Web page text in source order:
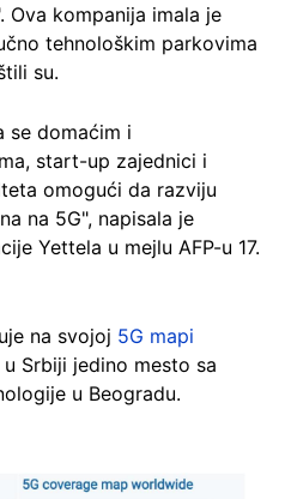
Ova kompanija imala je
tehnološkim parkovima
su.
se domaćim i
start-up zajednici i
omogući da razviju
na 5G", napisala je
Yettela u mejlu AFP-u 17.
na svojoj 5G mapi
Srbiji jedino mesto sa
u Beogradu.